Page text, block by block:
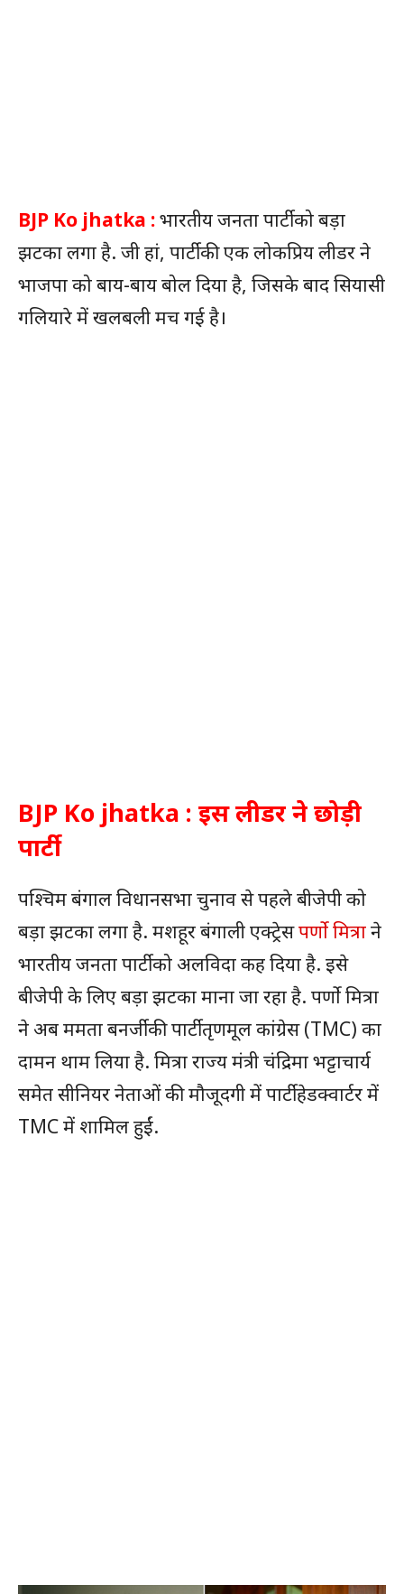
BJP Ko jhatka :भारतीय जनता पार्टी को बड़ा
झटका लगा है. जी हां, पार्टी की एक लोकप्रिय लीडर ने
भाजपा को बाय-बाय बोल दिया है, जिसके बाद सियासी
गलियारे में खलबली मच गई है।
BJP Ko jhatka : इस लीडर ने छोड़ी
पार्टी
पश्चिम बंगाल विधानसभा चुनाव से पहले बीजेपी को
बड़ा झटका लगा है. मशहूर बंगाली एक्ट्रेसपर्णो मित्राने
भारतीय जनता पार्टी को अलविदा कह दिया है. इसे
बीजेपी के लिए बड़ा झटका माना जा रहा है. पर्णो मित्रा
ने अब ममता बनर्जी की पार्टी तृणमूल कांग्रेस (TMC) का
दामन थाम लिया है. मित्रा राज्य मंत्री चंद्रिमा भट्टाचार्य
समेत सीनियर नेताओं की मौजूदगी में पार्टी हेडक्वार्टर में
TMC में शामिल हुईं.